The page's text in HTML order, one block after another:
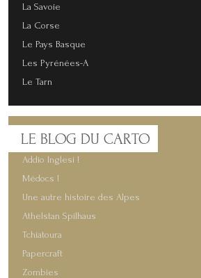
La Savoie
La Corse
Le Pays Basque
Les Pyrénées-A
Le Tarn
LE BLOG DU CARTO
Addio Inglesi !
Médocs !
Une autre histoire des Alpes
Athelstan Spilhaus
Tchiatoura
Papercraft
Zombies